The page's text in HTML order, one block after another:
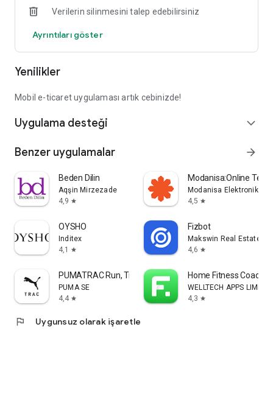
Verilerin silinmesini talep edebilirsiniz
Ayrıntıları göster
Yenilikler
Mobil e-ticaret uygulaması artık cebinizde!
Uygulama desteği expand_more
Benzer uygulamalar arrow_forward
Beden Dilin
Aqşin Mirzezade
4,9 star
Modanisa:Online
Modanisa Elektronik
4,5 star
OYSHO
Inditex
4,1
star
Fizbot
Makswin Real Estate
4,6 star
PUMATRAC Run, Train, Fitness
PUMA SE
4,4 star
Home Fitness Coach:
WELLTECH APPS
4,3 star
flag Uygunsuz olarak işaretle